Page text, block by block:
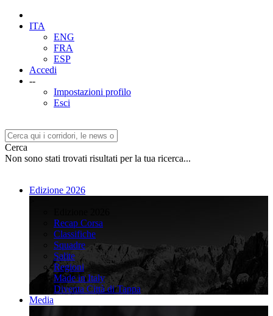
ITA
ENG
FRA
ESP
Accedi
--
Impostazioni profilo
Esci
Cerca
Non sono stati trovati risultati per la tua ricerca...
Edizione 2026
Recap Corsa
Classifiche
Squadre
Salite
Regioni
Made in Italy
Diventa Città di Tappa
Media